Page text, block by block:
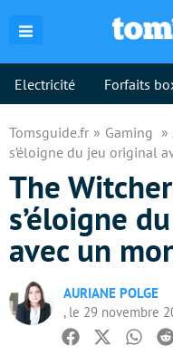
Electricité Forfaits
Tomsguide.fr Gaming
s’éloigne du jeu original
The
s’éloigne
avec un
AURIANE POLGE
, le 29 novembre
Facebook
Twitter